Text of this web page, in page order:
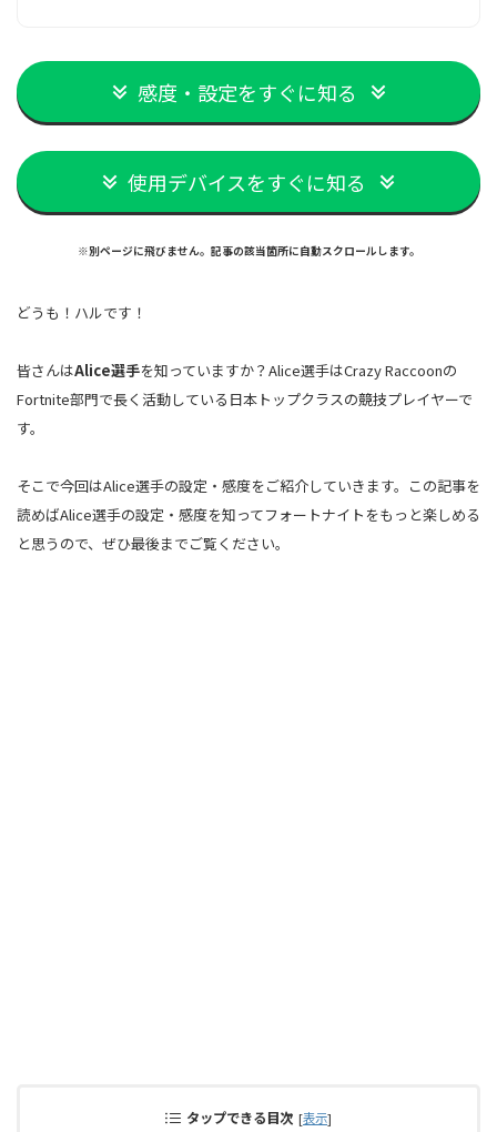
感度・設定をすぐに知る
使用デバイスをすぐに知る
※別ページに飛びません。記事の該当箇所に自動スクロールします。
どうも！ハルです！
皆さんはAlice選手を知っていますか？Alice選手はCrazy Raccoonの
Fortnite部門で長く活動している日本トップクラスの競技プレイヤーで
す。
そこで今回はAlice選手の設定・感度をご紹介していきます。この記事を
読めばAlice選手の設定・感度を知ってフォートナイトをもっと楽しめる
と思うので、ぜひ最後までご覧ください。
タップできる目次 [表示]